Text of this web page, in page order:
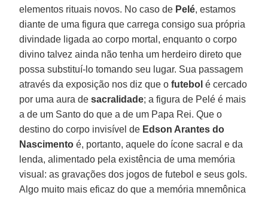
elementos rituais novos. No caso de Pelé, estamos
diante de uma figura que carrega consigo sua própria
divindade ligada ao corpo mortal, enquanto o corpo
divino talvez ainda não tenha um herdeiro direto que
possa substituí-lo tomando seu lugar. Sua passagem
através da exposição nos diz que ofutebol é cercado
por uma aura desacralidade; a figura de Pelé é mais
a de um Santo do que a de um Papa Rei. Que o
destino do corpo invisível de Edson Arantes do
Nascimento é, portanto, aquele do ícone sacral e da
lenda, alimentado pela existência de uma memória
visual: as gravações dos jogos de futebol e seus gols.
Algo muito mais eficaz do que a memória mnemônica